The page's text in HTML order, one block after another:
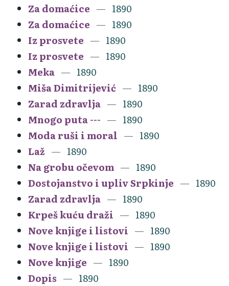
Za domaćice
1890
Za domaćice
1890
Iz prosvete
1890
Iz prosvete
1890
Meka
1890
Miša Dimitrijević
1890
Zarad zdravlja
1890
Mnogo puta ---
1890
Moda ruši i moral
1890
Laž
1890
Na grobu očevom
1890
Dostojanstvo i upliv Srpkinje
1890
Zarad zdravlja
1890
Krpeš kuću draži
1890
Nove knjige i listovi
1890
Nove knjige i listovi
1890
Nove knjige
1890
Dopis
1890